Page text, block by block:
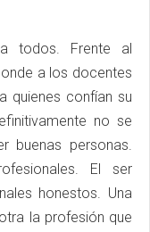
todos. Frente al
a los docentes
quienes confían su
no se
buenas personas.
El ser
honestos. Una
la profesión que